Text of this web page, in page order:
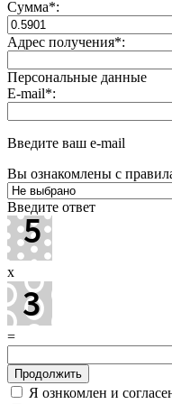
Сумма*:
Адрес получения*:
Персональные данные
E-mail*:
Введите ваш e-mail
Вы ознакомлены с
Введите ответ
x
=
Я ознкомлен и